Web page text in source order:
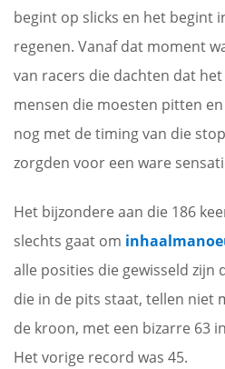
begint op slicks en het begint
regenen. Vanaf dat moment
van racers die dachten dat het
mensen die moesten pitten
nog met de timing van die
zorgden voor een ware
Het bijzondere aan die 186
slechts gaat om
alle posities die gewisseld zijn
die in de pits staat, tellen niet
de kroon, met een bizarre 63
Het vorige record was 45.